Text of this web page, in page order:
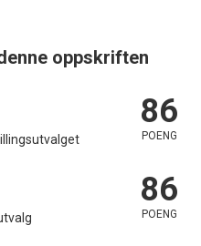
oppskriften
86
POENG
86
POENG